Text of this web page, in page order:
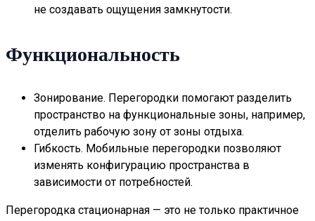
не создавать ощущения замкнутости.
Функциональность
Зонирование. Перегородки помогают разделить
пространство на функциональные зоны, например,
отделить рабочую зону от зоны отдыха.
Гибкость. Мобильные перегородки позволяют
изменять конфигурацию пространства в
зависимости от потребностей.
Перегородка стационарная — это не только практичное